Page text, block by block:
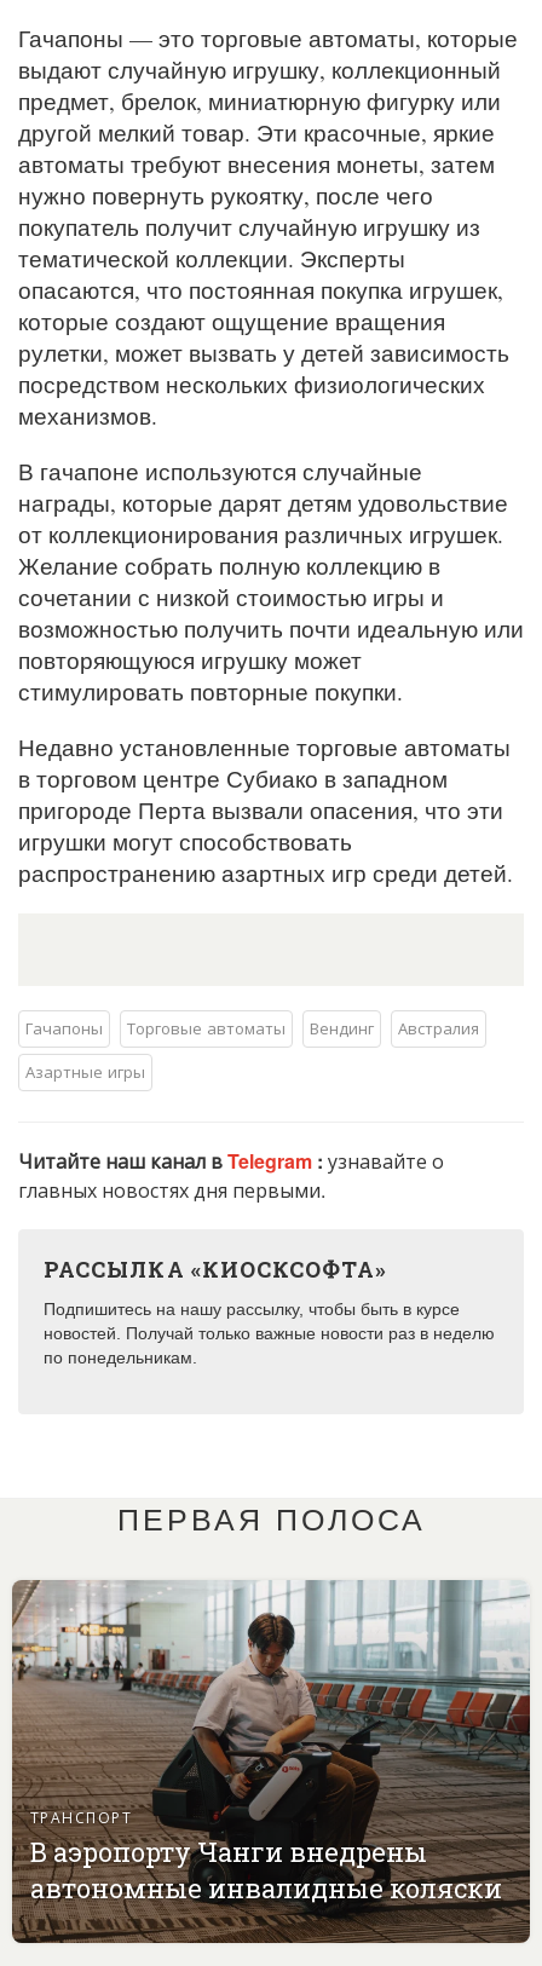
Гачапоны — это торговые автоматы, которые
выдают случайную игрушку, коллекционный
предмет, брелок, миниатюрную фигурку или
другой мелкий товар. Эти красочные, яркие
автоматы требуют внесения монеты, затем
нужно повернуть рукоятку, после чего
покупатель получит случайную игрушку из
тематической коллекции. Эксперты
опасаются, что постоянная покупка игрушек,
которые создают ощущение вращения
рулетки, может вызвать у детей зависимость
посредством нескольких физиологических
механизмов.
В гачапоне используются случайные
награды, которые дарят детям удовольствие
от коллекционирования различных игрушек.
Желание собрать полную коллекцию в
сочетании с низкой стоимостью игры и
возможностью получить почти идеальную или
повторяющуюся игрушку может
стимулировать повторные покупки.
Недавно установленные торговые автоматы
в торговом центре Субиако в западном
пригороде Перта вызвали опасения, что эти
игрушки могут способствовать
распространению азартных игр среди детей.
Гачапоны Торговые автоматы Вендинг
Австралия
Азартные игры
Читайте наш канал вTelegram : узнавайте о
главных новостях дня первыми.
РАССЫЛКА «КИОСКСОФТА»
Подпишитесь на нашу рассылку, чтобы быть в курсе
новостей. Получай только важные новости раз в неделю
по понедельникам.
ПЕРВАЯ ПОЛОСА
ТРАНСПОРТ
В аэропорту Чанги внедрены
автономные инвалидные коляски